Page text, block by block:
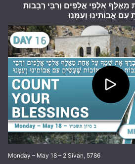
אַלְפֵי אֲלָפִים וְרִבֵּי רְבָבוֹת
אֲבוֹתֵינוּ וְעִמָּנוּ
Monday – May 18 – 2 Sivan, 5786